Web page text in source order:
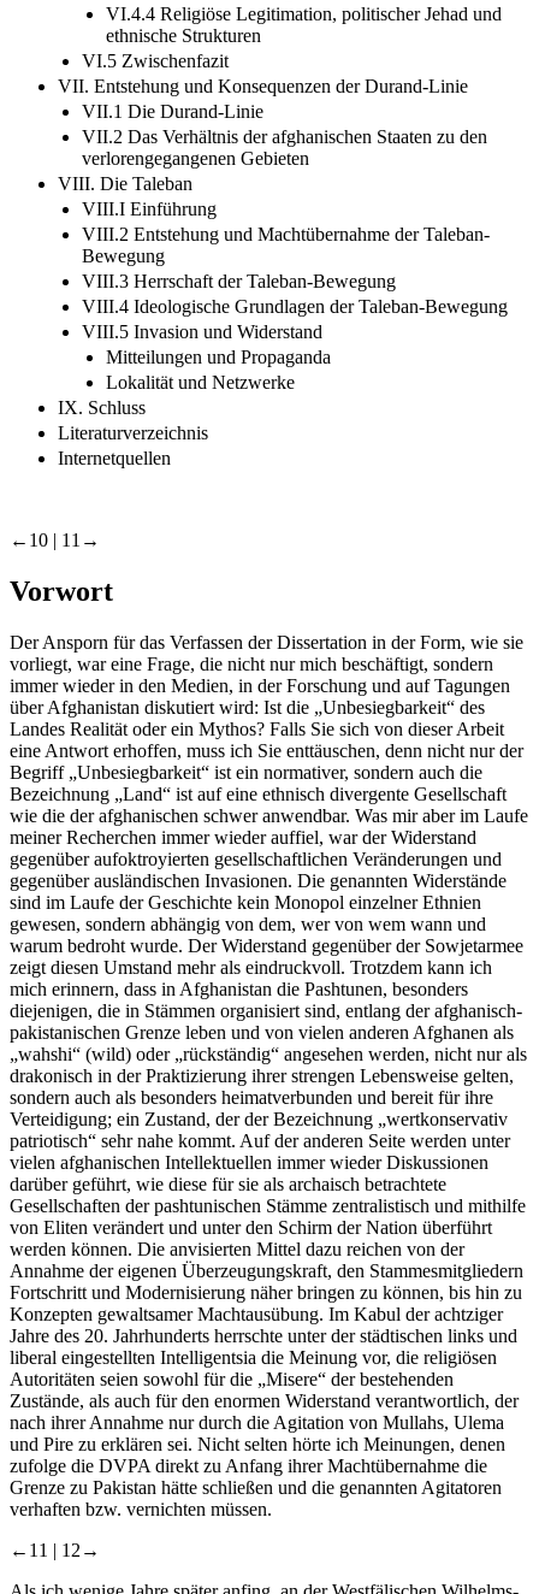
VI.4.4 Religiöse Legitimation, politischer Jehad und
ethnische Strukturen
VI.5 Zwischenfazit
VII. Entstehung und Konsequenzen der Durand-Linie
VII.1 Die Durand-Linie
VII.2 Das Verhältnis der afghanischen Staaten zu den
verlorengegangenen Gebieten
VIII. Die Taleban
VIII.I Einführung
VIII.2 Entstehung und Machtübernahme der Taleban-
Bewegung
VIII.3 Herrschaft der Taleban-Bewegung
VIII.4 Ideologische Grundlagen der Taleban-Bewegung
VIII.5 Invasion und Widerstand
Mitteilungen und Propaganda
Lokalität und Netzwerke
IX. Schluss
Literaturverzeichnis
Internetquellen
←10 | 11→
Vorwort
Der Ansporn für das Verfassen der Dissertation in der Form, wie sie
vorliegt, war eine Frage, die nicht nur mich beschäftigt, sondern
immer wieder in den Medien, in der Forschung und auf Tagungen
über Afghanistan diskutiert wird: Ist die „Unbesiegbarkeit“ des
Landes Realität oder ein Mythos? Falls Sie sich von dieser Arbeit
eine Antwort erhoffen, muss ich Sie enttäuschen, denn nicht nur der
Begriff „Unbesiegbarkeit“ ist ein normativer, sondern auch die
Bezeichnung „Land“ ist auf eine ethnisch divergente Gesellschaft
wie die der afghanischen schwer anwendbar. Was mir aber im Laufe
meiner Recherchen immer wieder auffiel, war der Widerstand
gegenüber aufoktroyierten gesellschaftlichen Veränderungen und
gegenüber ausländischen Invasionen. Die genannten Widerstände
sind im Laufe der Geschichte kein Monopol einzelner Ethnien
gewesen, sondern abhängig von dem, wer von wem wann und
warum bedroht wurde. Der Widerstand gegenüber der Sowjetarmee
zeigt diesen Umstand mehr als eindruckvoll. Trotzdem kann ich
mich erinnern, dass in Afghanistan die Pashtunen, besonders
diejenigen, die in Stämmen organisiert sind, entlang der afghanisch-
pakistanischen Grenze leben und von vielen anderen Afghanen als
„wahshi“ (wild) oder „rückständig“ angesehen werden, nicht nur als
drakonisch in der Praktizierung ihrer strengen Lebensweise gelten,
sondern auch als besonders heimatverbunden und bereit für ihre
Verteidigung; ein Zustand, der der Bezeichnung „wertkonservativ
patriotisch“ sehr nahe kommt. Auf der anderen Seite werden unter
vielen afghanischen Intellektuellen immer wieder Diskussionen
darüber geführt, wie diese für sie als archaisch betrachtete
Gesellschaften der pashtunischen Stämme zentralistisch und mithilfe
von Eliten verändert und unter den Schirm der Nation überführt
werden können. Die anvisierten Mittel dazu reichen von der
Annahme der eigenen Überzeugungskraft, den Stammesmitgliedern
Fortschritt und Modernisierung näher bringen zu können, bis hin zu
Konzepten gewaltsamer Machtausübung. Im Kabul der achtziger
Jahre des 20. Jahrhunderts herrschte unter der städtischen links und
liberal eingestellten Intelligentsia die Meinung vor, die religiösen
Autoritäten seien sowohl für die „Misere“ der bestehenden
Zustände, als auch für den enormen Widerstand verantwortlich, der
nach ihrer Annahme nur durch die Agitation von Mullahs, Ulema
und Pire zu erklären sei. Nicht selten hörte ich Meinungen, denen
zufolge die DVPA direkt zu Anfang ihrer Machtübernahme die
Grenze zu Pakistan hätte schließen und die genannten Agitatoren
verhaften bzw. vernichten müssen.
←11 | 12→